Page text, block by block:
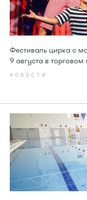
Фестиваль цирка с
9 августа в
НОВОСТИ